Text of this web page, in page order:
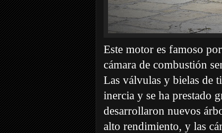
Este motor es famoso
cámara de combustión
Las válvulas y bielas de
inercia y se ha prestado
desarrollaron nuevos
alto rendimiento, y las